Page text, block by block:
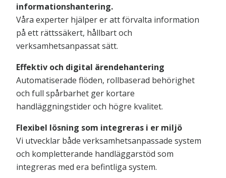
informationshantering.
Våra experter hjälper er att förvalta information
på ett rättssäkert, hållbart och
verksamhetsanpassat sätt.
Effektiv och digital ärendehantering
Automatiserade flöden, rollbaserad behörighet
och full spårbarhet ger kortare
handläggningstider och högre kvalitet.
Flexibel lösning som integreras i er miljö
Vi utvecklar både verksamhetsanpassade system
och kompletterande handläggarstöd som
integreras med era befintliga system.